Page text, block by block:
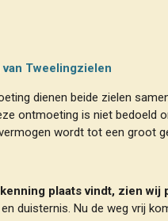
van Tweelingzielen
dienen beide zielen
ontmoeting is niet bedoeld
wordt tot een groot
plaats vindt, zien
duisternis. Nu de weg vrij